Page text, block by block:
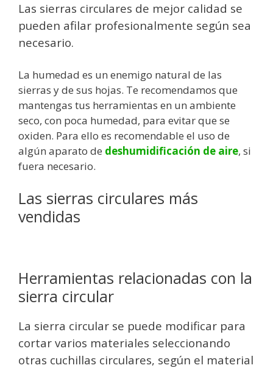
Las sierras circulares de mejor calidad se
pueden afilar profesionalmente según sea
necesario.
La humedad es un enemigo natural de las
sierras y de sus hojas. Te recomendamos que
mantengas tus herramientas en un ambiente
seco, con poca humedad, para evitar que se
oxiden. Para ello es recomendable el uso de
algún aparato de deshumidificación de aire, si
fuera necesario.
Las sierras circulares más
vendidas
Herramientas relacionadas con la
sierra circular
La sierra circular se puede modificar para
cortar varios materiales seleccionando
otras cuchillas circulares, según el material